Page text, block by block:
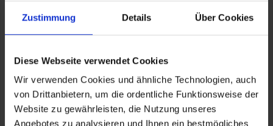
Zustimmung Details Über Cookies
Diese Webseite verwendet Cookies
Wir verwenden Cookies und ähnliche Technologien, auch
von Drittanbietern, um die ordentliche Funktionsweise der
Website zu gewährleisten, die Nutzung unseres
Angebotes zu analysieren und Ihnen ein bestmögliches
Technisch ist dies die einzig sinnvolle Befestigung.
Befestigung an den vorhandenen Gewinden nicht in Frage,
würde.
Die Fakten:
Bestehend aus den Einzelartikeln: 4x 28780-001, 3x